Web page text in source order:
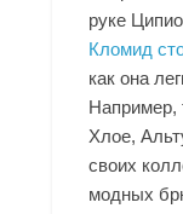
руке
Кломид
как она
Например,
Хлое,
своих
модных